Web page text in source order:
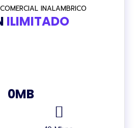
INALAMBRICO
ILIMITADO
0MB